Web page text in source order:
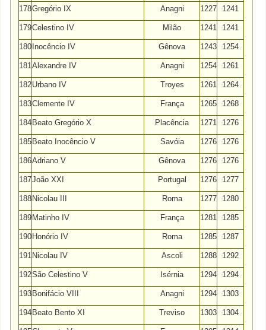
178Gregório IX Anagni 1227 1241
179Celestino IV Milão 1241 1241
180 Inocêncio IV Gênova 1243 1254
181Alexandre IV Anagni 1254 1261
182Urbano IV Troyes 1261 1264
183Clemente IV França 1265 1268
184 Beato Gregório X Placência 1271 1276
185 Beato Inocêncio V Savóia 1276 1276
186Adriano V Gênova 1276 1276
187João XXI Portugal 1276 1277
188 Nicolau III Roma 1277 1280
189 Matinho IV França 1281 1285
190 Honório IV Roma 1285 1287
191 Nicolau IV Ascoli 1288 1292
192São Celestino V Isérnia 1294 1294
193 Bonifácio VIII Anagni 1294 1303
194 Beato Bento XI Treviso 1303 1304